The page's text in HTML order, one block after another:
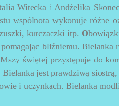
Witecka i Andżelika
wspólnota wykonuje różne
kurczaczki itp. O
bliźniemu.
świętej przystępuje do
jest prawdziwą
i uczynkach. Bielanka